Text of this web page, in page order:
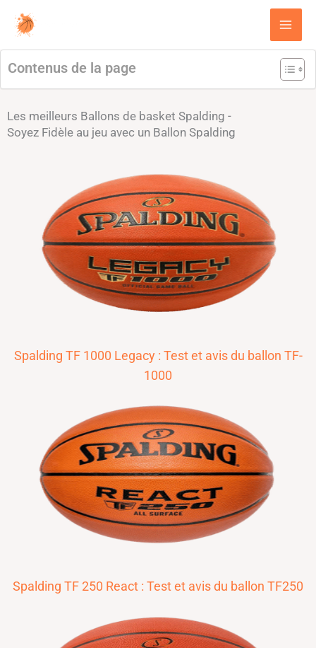
Aller
contenu
Contenus de la page
Les meilleurs Ballons de basket Spalding -
Soyez Fidèle au jeu avec un Ballon Spalding
Spalding TF 1000 Legacy : Test et avis du ballon TF-
1000
Spalding TF 250 React : Test et avis du ballon TF250